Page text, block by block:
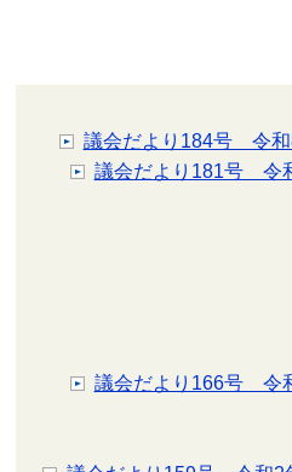
議会だより184号 令和
議会だより181号 令
議会だより166号 令